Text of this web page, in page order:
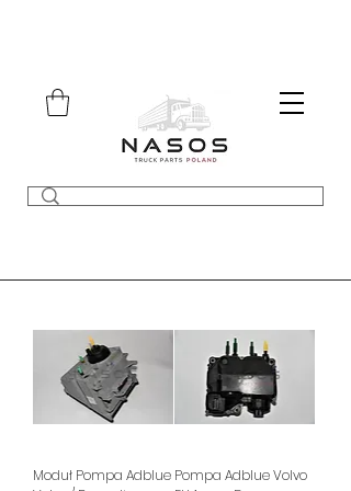
Moduł Pompa Adblue Pompa Adblue Volvo